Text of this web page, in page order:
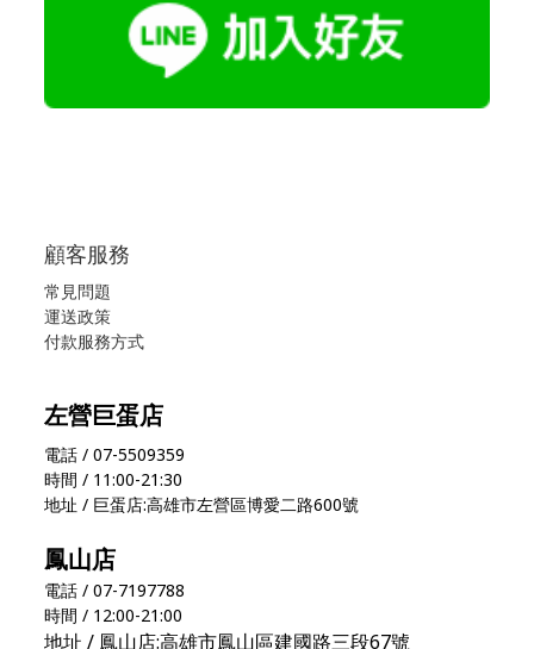
顧客服務
常見問題
運送政策
付款服務方式
左營巨蛋店
電話 / 07-5509359
時間 / 11:00-21:30
地址 / 巨蛋店:高雄市左營區博愛二路600號
鳳山店
電話 / 07-7197788
時間 / 12:00-21:00
地址 / 鳳山店:高雄市鳳山區建國路三段67號